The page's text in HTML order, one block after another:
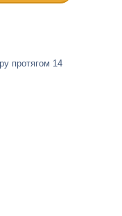
протягом 14